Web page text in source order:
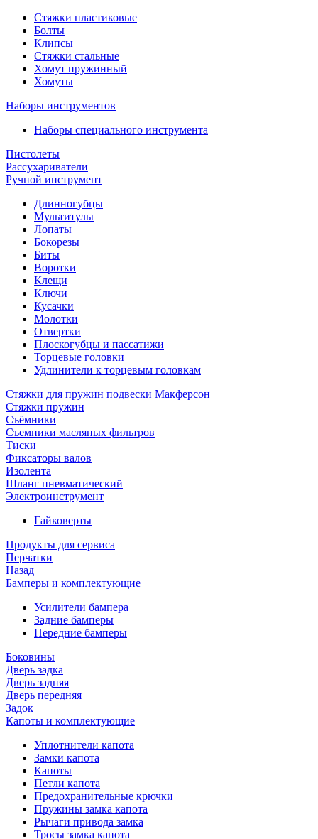
Стяжки пластиковые
Болты
Клипсы
Стяжки стальные
Хомут пружинный
Хомуты
Наборы инструментов
Наборы специального инструмента
Пистолеты
Рассухариватели
Ручной инструмент
Длинногубцы
Мультитулы
Лопаты
Бокорезы
Биты
Воротки
Клещи
Ключи
Кусачки
Молотки
Отвертки
Плоскогубцы и пассатижи
Торцевые головки
Удлинители к торцевым головкам
Стяжки для пружин подвески Макферсон
Стяжки пружин
Съёмники
Съемники масляных фильтров
Тиски
Фиксаторы валов
Изолента
Шланг пневматический
Электроинструмент
Гайковерты
Продукты для сервиса
Перчатки
Назад
Бамперы и комплектующие
Усилители бампера
Задние бамперы
Передние бамперы
Боковины
Дверь задка
Дверь задняя
Дверь передняя
Задок
Капоты и комплектующие
Уплотнители капота
Замки капота
Капоты
Петли капота
Предохранительные крючки
Пружины замка капота
Рычаги привода замка
Тросы замка капота